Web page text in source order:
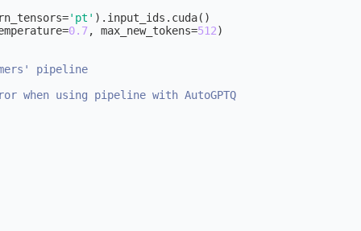
'pt' ).input_ids.cuda()
0.7, max_new_tokens=512
pipeline
when using pipeline with AutoGPTQ